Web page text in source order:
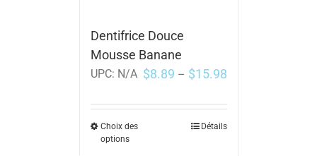
Dentifrice Douce
Mousse Banane
UPC: N/A $8.89 – $15.98
Choix des
options
Détails